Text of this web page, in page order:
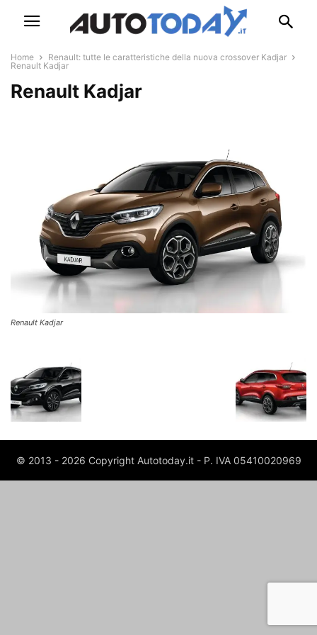
Home
Renault: tutte le caratteristiche della nuova crossover Kadjar
Renault Kadjar
Renault Kadjar
Renault Kadjar
© 2013 - 2026 Copyright Autotoday.it - P. IVA 05410020969